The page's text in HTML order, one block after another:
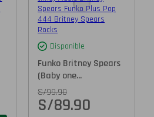
Disponible
Funko Britney Spears
(Baby one...
S/99.90
S/89.90